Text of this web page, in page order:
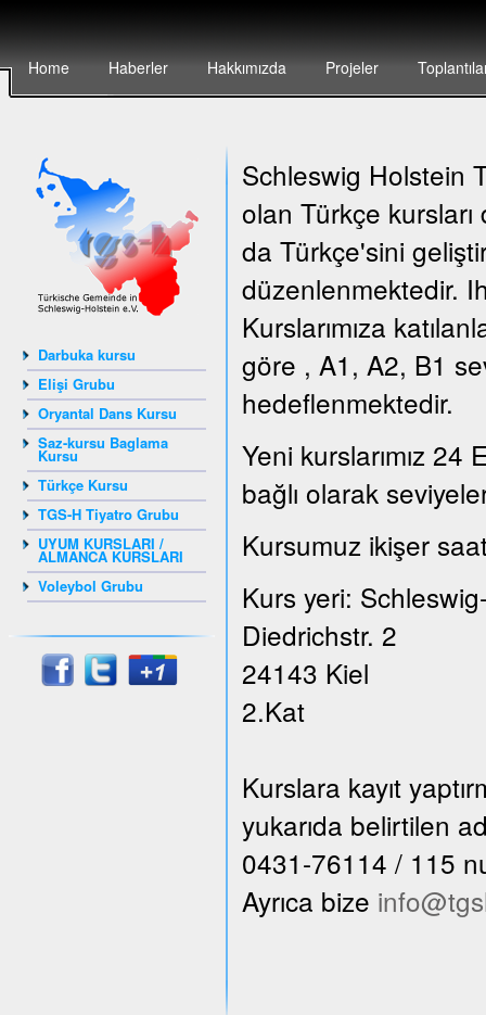
Home Haberler Hakkımızda Projeler
Darbuka kursu
Elişi Grubu
Oryantal Dans Kursu
Saz-kursu Baglama
Kursu
Türkçe Kursu
TGS-H Tiyatro Grubu
UYUM KURSLARI /
ALMANCA KURSLARI
Voleybol Grubu
Schleswig Holstein
olan Türkçe
da Türkçe'sini
düzenlenmektedir.
Kurslarımıza
göre , A1, A2, B1
hedeflenmektedir.
Yeni kurslarımız 24
bağlı olarak
Kursumuz ikişer
Kurs yeri:
Diedrichstr. 2
24143 Kiel
2.Kat
Kurslara kayıt
yukarıda belirtilen
0431-76114 / 115
Ayrıca bize